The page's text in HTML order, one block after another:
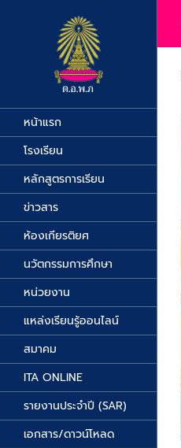
หน้าแรก
โรงเรียน
หลักสูตรการเรียน
ข่าวสาร
ห้องเกียรติยศ
นวัตกรรมการศึกษา
หน่วยงาน
แหล่งเรียนรู้ออนไลน์
สมาคม
ITA ONLINE
รายงานประจำปี (SAR)
เอกสาร/ดาวน์โหลด